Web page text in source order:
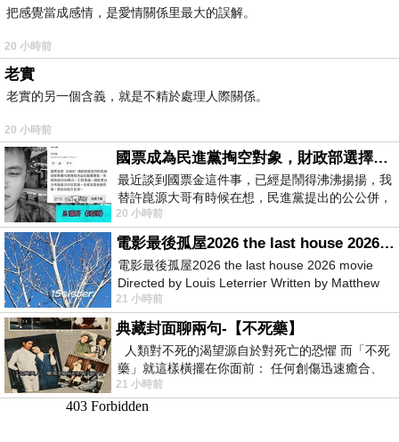
把感覺當成感情，是愛情關係里最大的誤解。
20 小時前
老實
老實的另一個含義，就是不精於處理人際關係。
20 小時前
國票成為民進黨掏空對象，財政部選擇性失憶
最近談到國票金這件事，已經是鬧得沸沸揚揚，我
替許崑源大哥有時候在想，民進黨提出的公公併，
其實就是想要國庫通黨庫，鬧出最大的醜
20 小時前
電影最後孤屋2026 the last house 2026 movie
電影最後孤屋2026 the last house 2026 movie
Directed by Louis Leterrier Written by Matthew
Robinson Starring Greta Lee Wa
21 小時前
典藏封面聊兩句-【不死藥】
人類對不死的渴望源自於對死亡的恐懼 而「不死
藥」就這樣橫擺在你面前： 任何創傷迅速癒合、
停止衰老、痛覺消失…堪
21 小時前